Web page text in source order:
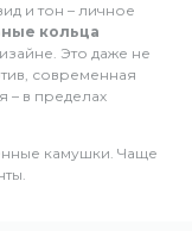
и тон – личное
кольца
Это даже не
современная
– в пределах
камушки. Чаще